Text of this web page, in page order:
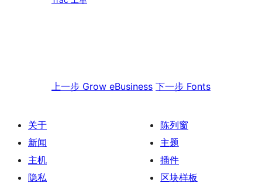
上一步 Grow eBusiness 下一步 Fonts
关于
新闻
主机
隐私
陈列窗
主题
插件
区块样板